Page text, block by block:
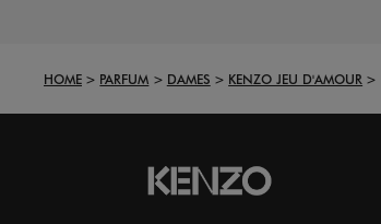
HOME PARFUM DAMES KENZO JEU D'AMOUR